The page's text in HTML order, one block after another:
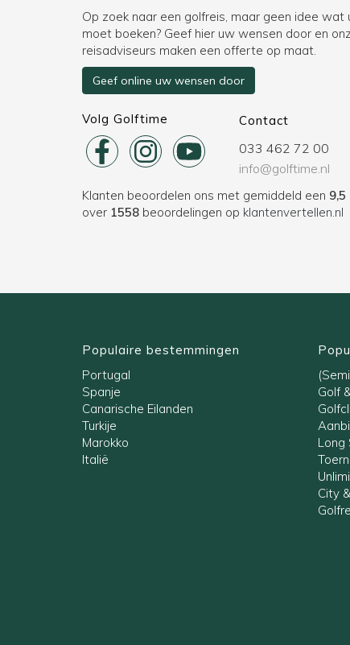
Op zoek naar een golfreis, maar geen idee wat
moet boeken? Geef hier uw wensen door en
reisadviseurs maken een offerte op maat.
Geef online uw wensen door
Volg Golftime Contact
033 462 72 00
info@golftime.nl
Klanten beoordelen ons met gemiddeld een 9,5
over 1558 beoordelingen op klantenvertellen.nl
Populaire bestemmingen
Portugal
Spanje
Canarische Eilanden
Turkije
Marokko
Italië
Golf
Long
City